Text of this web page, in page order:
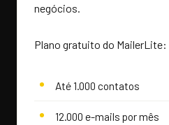
negócios.
Plano gratuito do MailerLite:
Até 1.000 contatos
12.000 e-mails por mês